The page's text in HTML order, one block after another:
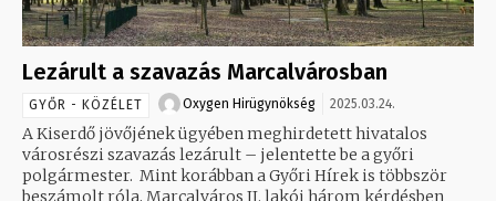
Lezárult a szavazás Marcalvárosban
GYŐR - KÖZÉLET Oxygen Hirügynökség 2025.03.24.
A Kiserdő jövőjének ügyében meghirdetett hivatalos
városrészi szavazás lezárult – jelentette be a győri
polgármester. Mint korábban a Győri Hírek is többször
beszámolt róla, Marcalváros II. lakói három kérdésben